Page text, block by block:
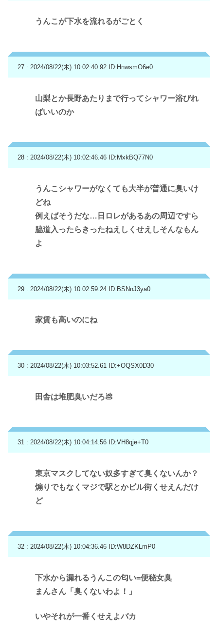
うんこが下水を流れるがごとく
27 : 2024/08/22(木) 10:02:40.92 ID:HnwsmO6e0
山梨とか長野あたりまで行ってシャワー浴びれ
ばいいのか
28 : 2024/08/22(木) 10:02:46.46 ID:MxkBQ77N0
うんこシャワーがなくても大半が普通に臭いけ
どね
例えばそうだな…日ロレがあるあの周辺ですら
脇道入ったらきったねえしくせえしそんなもん
よ
29 : 2024/08/22(木) 10:02:59.24 ID:BSNnJ3ya0
家賃も高いのにね
30 : 2024/08/22(木) 10:03:52.61 ID:+OQSX0D30
田舎は堆肥臭いだろ💩
31 : 2024/08/22(木) 10:04:14.56 ID:VH8qje+T0
東京マスクしてない奴多すぎて臭くないんか？
煽りでもなくマジで駅とかビル街くせえんだけ
ど
32 : 2024/08/22(木) 10:04:36.46 ID:W8DZKLmP0
下水から漏れるうんこの匂い=便秘女臭
まんさん「臭くないわよ！」
いやそれが一番くせえよバカ